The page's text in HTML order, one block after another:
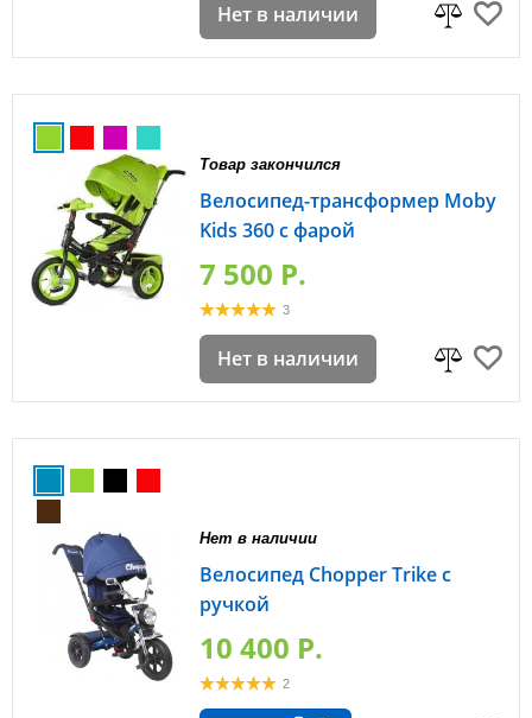
Нет в наличии
Товар закончился
Велосипед-трансформер Moby
Kids 360 с фарой
7 500 P.
3
Нет в наличии
Нет в наличии
Велосипед Chopper Trike с
ручкой
10 400 P.
2